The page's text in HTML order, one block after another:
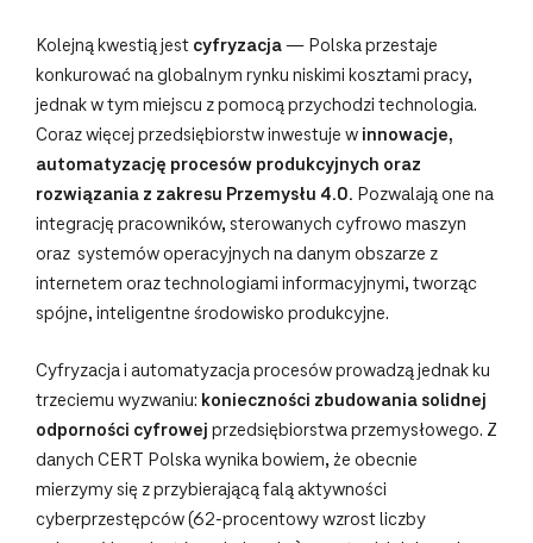
Kolejną kwestią jest cyfryzacja— Polska przestaje
konkurować na globalnym rynku niskimi kosztami pracy,
jednak w tym miejscu z pomocą przychodzi technologia.
Coraz więcej przedsiębiorstw inwestuje w innowacje,
automatyzację procesów produkcyjnych oraz
rozwiązania z zakresu Przemysłu 4.0. Pozwalają one na
integrację pracowników, sterowanych cyfrowo maszyn
oraz systemów operacyjnych na danym obszarze z
internetem oraz technologiami informacyjnymi, tworząc
spójne, inteligentne środowisko produkcyjne.
Cyfryzacja i automatyzacja procesów prowadzą jednak ku
trzeciemu wyzwaniu: konieczności zbudowania solidnej
odporności cyfrowej przedsiębiorstwa przemysłowego. Z
danych CERT Polska wynika bowiem, że obecnie
mierzymy się z przybierającą falą aktywności
cyberprzestępców (62-procentowy wzrost liczby